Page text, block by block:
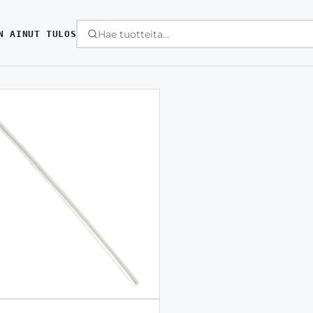
AINUT TULOS